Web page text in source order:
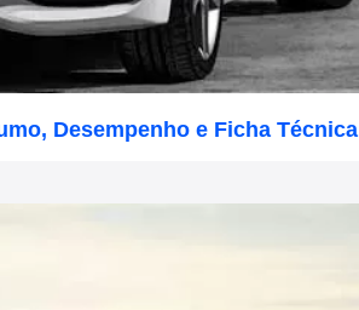
Desempenho e Ficha Técnica